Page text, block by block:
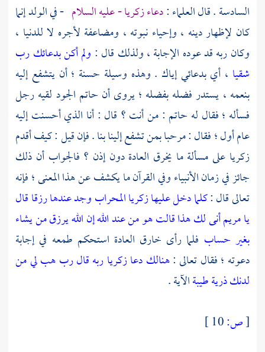
السادسة . قال العلماء :دعاءزكريا- عليه السلام - في الولد إنما
كان لإظهار دينه ، وإحياء نبوته ، ومضاعفة لأجره لا للدنيا ،
وكان ربه قد عوده الإجابة ، ولذلك قال : ولم أكن بدعائك رب
شقيا ، أي بدعائي إياك . وهذه وسيلة حسنة ؛ أن يتشفع إليه
بنعمه ، يستدر فضله بفضله ؛ يروى أن حاتم الجود لقيه رجل
فسأله ؛ فقال له حاتم : من أنت ؟ قال : أنا الذي أحسنت إليه
عام أول ؛ فقال : مرحبا بمن تشفع إلينا بنا . فإن قيل : كيف أقدم
زكريا على مسألة ما يخرق العادة دون إذن ؟ فالجواب أن ذلك
جائز في زمان الأنبياء وفي القرآن ما يكشف عن هذا المعنى ؛ فإنه
تعالى قال :كلما دخل عليها زكريا المحراب وجد عندها رزقا قال
يا مريم أنى لك هذا قالت هو من عند الله إن الله يرزق من يشاء
بغير حساب فلما رأى خارق العادة استحكم طمعه في إجابة
دعوته ؛ فقال تعالى :هنالك دعا زكريا ربه قال رب هب لي من
لدنك ذرية طيبةالآية .
[ص: